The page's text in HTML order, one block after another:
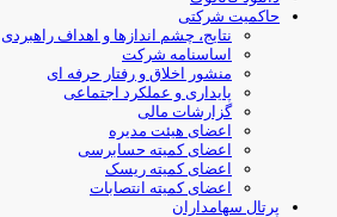
حاکمیت شرکتی
نتایج، چشم اندازها و اهداف راهبردی
اساسنامه شرکت
منشور اخلاق و رفتار حرفه ای
پایداری و عملکرد اجتماعی
گزارشات مالی
اعضای هیئت مدیره
اعضای کمیته حسابرسی
اعضای کمیته ریسک
اعضای کمیته انتصابات
پرتال سهامداران